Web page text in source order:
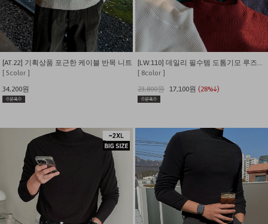
[AT.22] 기획상품 포근한 케이블 반목 니트
[ 5color ]
34,200원
[LW.110] 데일리 필수템 도톰기모 루즈핏 반폴라 티셔츠
[ 8color ]
23,800원 17,100원 (28%↓)